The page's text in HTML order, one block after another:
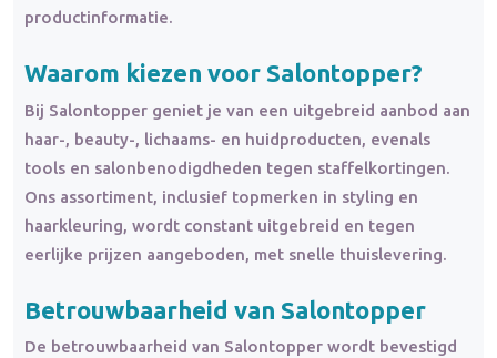
productinformatie.
Waarom kiezen voor Salontopper?
Bij Salontopper geniet je van een uitgebreid aanbod aan
haar-, beauty-, lichaams- en huidproducten, evenals
tools en salonbenodigdheden tegen staffelkortingen.
Ons assortiment, inclusief topmerken in styling en
haarkleuring, wordt constant uitgebreid en tegen
eerlijke prijzen aangeboden, met snelle thuislevering.
Betrouwbaarheid van Salontopper
De betrouwbaarheid van Salontopper wordt bevestigd